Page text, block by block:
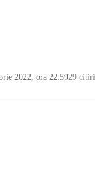
2022, ora 22:5929 citiri